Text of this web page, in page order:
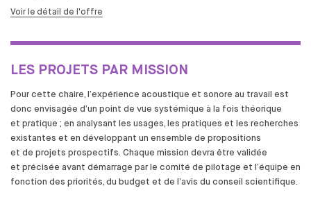
DÉVELOPPEMENT DURABLE
FORMATIONS
CRÉATEUR INDUSTRIEL
PARCOURS
LES PARTENARIATS ACADÉMIQUES
DIPLÔME
PROFESSIONNALISATION
Voir le détail de l'offre
LES PROJETS PAR MISSION
Pour cette chaire, l’expérience acoustique et sonore au travail est
donc envisagée d’un point de vue systémique à la fois théorique
et pratique ; en analysant les usages, les pratiques et les recherches
existantes et en développant un ensemble de propositions
et de projets prospectifs. Chaque mission devra être validée
et précisée avant démarrage par le comité de pilotage et l’équipe en
fonction des priorités, du budget et de l’avis du conseil scientifique.